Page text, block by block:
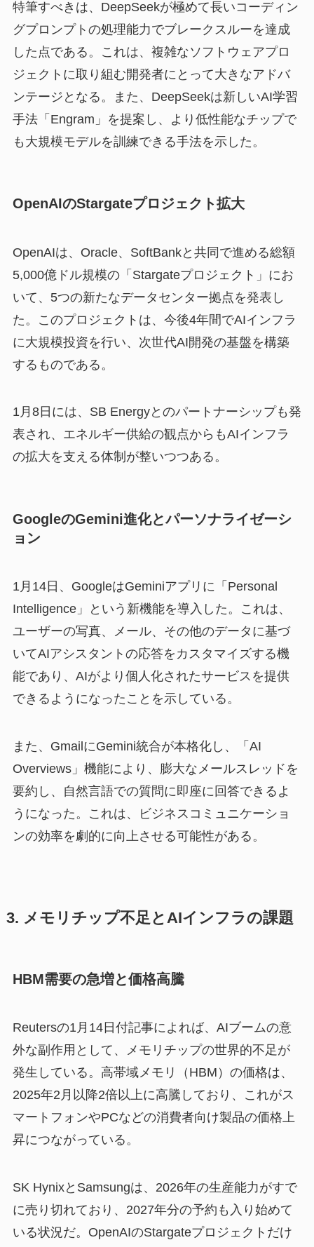
特筆すべきは、DeepSeekが極めて長いコーディン
グプロンプトの処理能力でブレークスルーを達成
した点である。これは、複雑なソフトウェアプロ
ジェクトに取り組む開発者にとって大きなアドバ
ンテージとなる。また、DeepSeekは新しいAI学習
手法「Engram」を提案し、より低性能なチップで
も大規模モデルを訓練できる手法を示した。
OpenAIのStargateプロジェクト拡大
OpenAIは、Oracle、SoftBankと共同で進める総額
5,000億ドル規模の「Stargateプロジェクト」にお
いて、5つの新たなデータセンター拠点を発表し
た。このプロジェクトは、今後4年間でAIインフラ
に大規模投資を行い、次世代AI開発の基盤を構築
するものである。
1月8日には、SB Energyとのパートナーシップも発
表され、エネルギー供給の観点からもAIインフラ
の拡大を支える体制が整いつつある。
GoogleのGemini進化とパーソナライゼーシ
ョン
1月14日、GoogleはGeminiアプリに「Personal
Intelligence」という新機能を導入した。これは、
ユーザーの写真、メール、その他のデータに基づ
いてAIアシスタントの応答をカスタマイズする機
能であり、AIがより個人化されたサービスを提供
できるようになったことを示している。
また、GmailにGemini統合が本格化し、「AI
Overviews」機能により、膨大なメールスレッドを
要約し、自然言語での質問に即座に回答できるよ
うになった。これは、ビジネスコミュニケーショ
ンの効率を劇的に向上させる可能性がある。
3. メモリチップ不足とAIインフラの課題
HBM需要の急増と価格高騰
Reutersの1月14日付記事によれば、AIブームの意
外な副作用として、メモリチップの世界的不足が
発生している。高帯域メモリ（HBM）の価格は、
2025年2月以降2倍以上に高騰しており、これがス
マートフォンやPCなどの消費者向け製品の価格上
昇につながっている。
SK HynixとSamsungは、2026年の生産能力がすで
に売り切れており、2027年分の予約も入り始めて
いる状況だ。OpenAIのStargateプロジェクトだけ